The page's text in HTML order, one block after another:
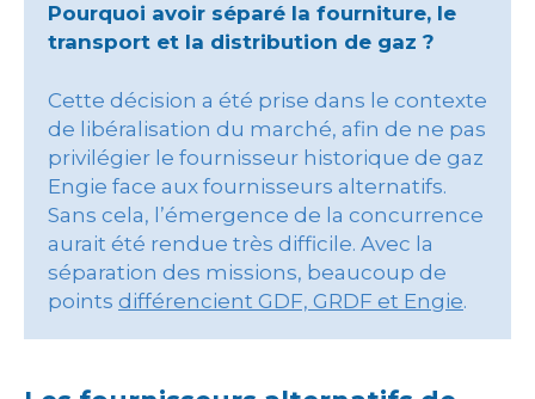
Pourquoi avoir séparé la fourniture, le
transport et la distribution de gaz ?
Cette décision a été prise dans le contexte
de libéralisation du marché, afin de ne pas
privilégier le fournisseur historique de gaz
Engie face aux fournisseurs alternatifs.
Sans cela, l’émergence de la concurrence
aurait été rendue très difficile. Avec la
séparation des missions, beaucoup de
points différencient GDF, GRDF et Engie.